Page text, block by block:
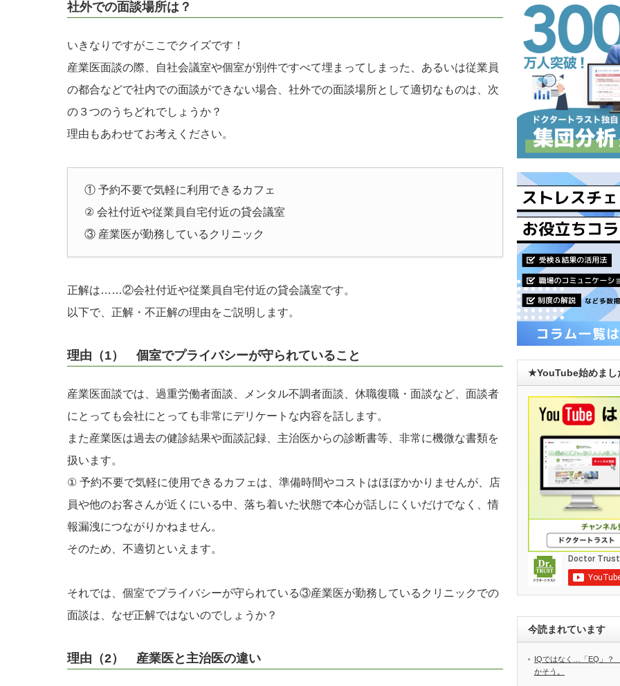
社外での面談場所は？
いきなりですがここでクイズです！
産業医面談の際、自社会議室や個室が別件ですべて埋まってしまった、あるいは従業員
の都合などで社内での面談ができない場合、社外での面談場所として適切なものは、次
の３つのうちどれでしょうか？
理由もあわせてお考えください。
① 予約不要で気軽に利用できるカフェ
② 会社付近や従業員自宅付近の貸会議室
③ 産業医が勤務しているクリニック
正解は……②会社付近や従業員自宅付近の貸会議室です。
以下で、正解・不正解の理由をご説明します。
理由（1） 個室でプライバシーが守られていること
産業医面談では、過重労働者面談、メンタル不調者面談、休職復職・面談など、面談者
にとっても会社にとっても非常にデリケートな内容を話します。
また産業医は過去の健診結果や面談記録、主治医からの診断書等、非常に機微な書類を
扱います。
① 予約不要で気軽に使用できるカフェは、準備時間やコストはほぼかかりませんが、店
員や他のお客さんが近くにいる中、落ち着いた状態で本心が話しにくいだけでなく、情
報漏洩につながりかねません。
そのため、不適切といえます。
それでは、個室でプライバシーが守られている③産業医が勤務しているクリニックでの
面談は、なぜ正解ではないのでしょうか？
理由（2） 産業医と主治医の違い
★YouTube始めま
今読まれています
IQではなく…「EQ」？
かそう。